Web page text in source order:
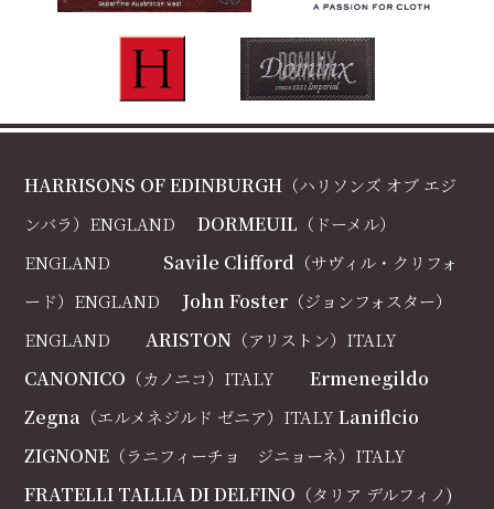
HARRISONS OF EDINBURGH （ハリソンズ オブ エジ
ンバラ）ENGLAND
DORMEUIL （ドーメル）
ENGLAND
Savile Clifford （サヴィル・クリフォ
ード）ENGLAND
John Foster （ジョンフォスター）
ENGLAND
ARISTON （アリストン）ITALY
CANONICO （カノニコ）ITALY
Ermenegildo
Zegna （エルメネジルド ゼニア）ITALY Laniflcio
ZIGNONE （ラニフィーチョ ジニョーネ）ITALY
FRATELLI TALLIA DI DELFINO （タリア デルフィノ)